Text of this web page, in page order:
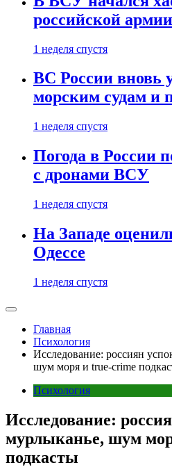
российской армии
1 неделя спустя
ВС России вновь
морским судам и
1 неделя спустя
Погода в России
с дронами ВСУ
1 неделя спустя
На Западе
Одессе
1 неделя спустя
Главная
Психология
Исследование: россиян
шум моря и true-crime
Психология
Исследование:
мурлыканье, шум
подкасты